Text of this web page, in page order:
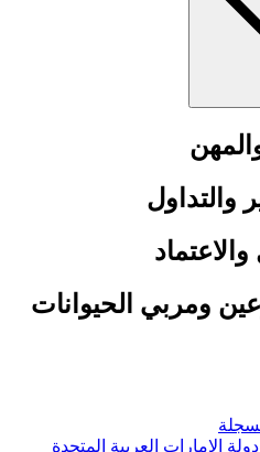
والتداول
ومربي الحيوانات
الامارات العربية المتحدة